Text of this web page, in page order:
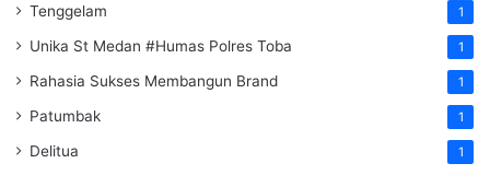
Tenggelam 1
Unika St Medan #Humas Polres Toba 1
Rahasia Sukses Membangun Brand 1
Patumbak 1
Delitua 1